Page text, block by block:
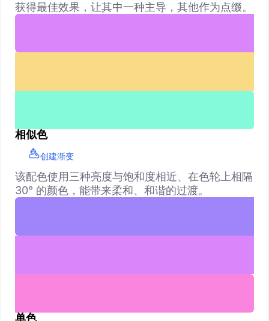
获得最佳效果，让其中一种主导，其他作为点缀。
相似色
创建渐变
该配色使用三种亮度与饱和度相近、在色轮上相隔
30° 的颜色，能带来柔和、和谐的过渡。
单色